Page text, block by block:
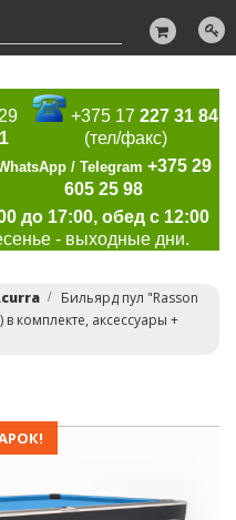
+375 17227 31 84
(тел/факс)
/ Telegram +375 29
605 25 98
до 17:00, обед с 12:00
- выходные дни.
Бильярд пул "Rasson
комплекте, аксессуары +